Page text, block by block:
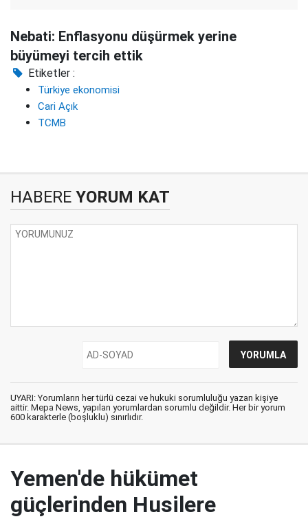
Nebati: Enflasyonu düşürmek yerine
büyümeyi tercih ettik
Etiketler :
Türkiye ekonomisi
Cari Açık
TCMB
HABERE YORUM KAT
UYARI: Yorumların her türlü cezai ve hukuki sorumluluğu yazan kişiye
aittir. Mepa News, yapılan yorumlardan sorumlu değildir. Her bir yorum
600 karakterle (boşluklu) sınırlıdır.
Yemen'de hükümet
güçlerinden Husilere